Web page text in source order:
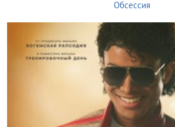
Обсессия